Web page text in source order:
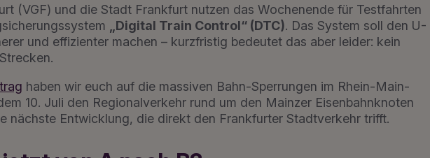
(VGF) und die Stadt Frankfurt nutzen das Wochenende für Testfahrten
„Digital Train Control“ (DTC). Das System soll den U-
und effizienter machen – kurzfristig bedeutet das aber leider: kein
haben wir euch auf die massiven Bahn-Sperrungen im Rhein-Main-
10. Juli den Regionalverkehr rund um den Mainzer Eisenbahnknoten
nächste Entwicklung, die direkt den Frankfurter Stadtverkehr trifft.